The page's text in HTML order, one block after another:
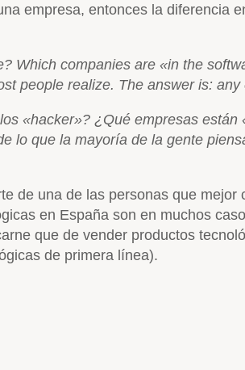
empresa, entonces la diferencia
Which companies are «in the
people realize. The answer is:
«hacker»? ¿Qué empresas
lo que la mayoría de la gente
de una de las personas que mejor
en España son en muchos
que de vender productos
de primera línea).